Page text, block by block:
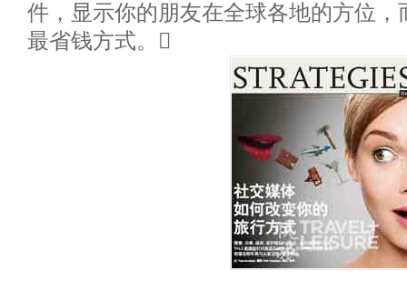
件，显示你的朋友在全球各地的方位
最省钱方式。